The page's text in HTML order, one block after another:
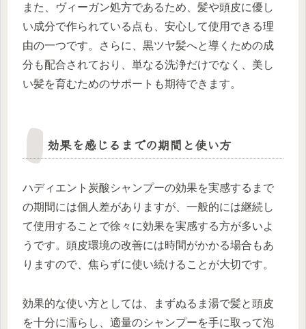
また、ヴィーガン処方であるため、髪や頭皮に優し
い成分で作られている点も、安心して使用できる理
由の一つです。さらに、黒ツヤ髪へと導くための成
分も配合されており、単なる洗浄だけでなく、美し
い髪を育むためのサポートも期待できます。
効果を感じるまでの期間と使い方
ハディエント炭酸シャンプーの効果を実感するまで
の期間には個人差がありますが、一般的には継続し
て使用することで徐々に効果を実感する方が多いよ
うです。頭皮環境の改善には時間がかかる場合もあ
りますので、焦らずに使い続けることが大切です。
効果的な使い方としては、まずぬるま湯で髪と頭皮
を十分に濡らし、適量のシャンプーを手に取って泡